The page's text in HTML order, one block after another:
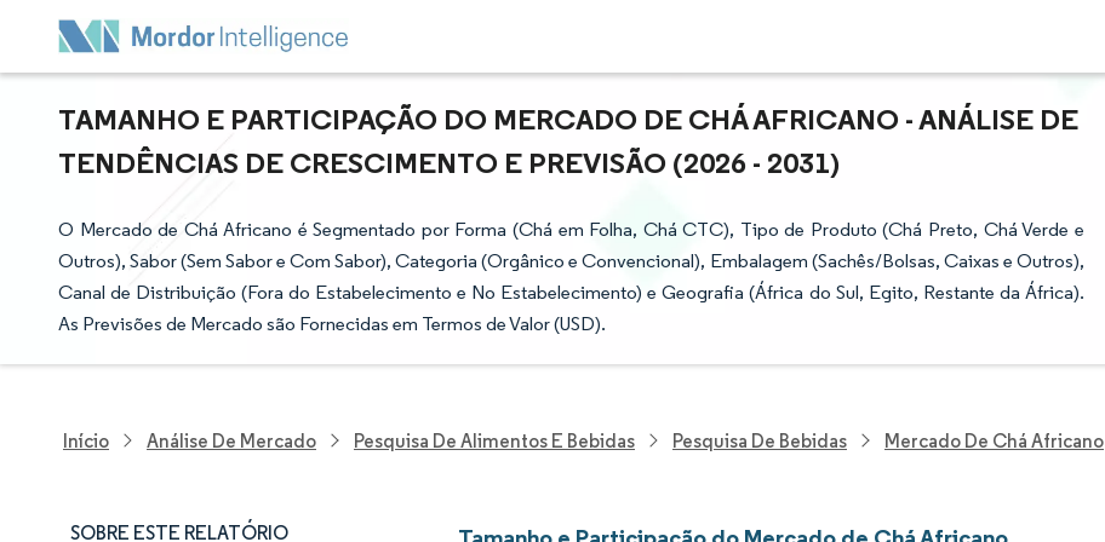
TAMANHO E PARTICIPAÇÃO DO MERCADO DE CHÁ AFRICANO - ANÁLISE DE
TENDÊNCIAS DE CRESCIMENTO E PREVISÃO (2026 - 2031)
O Mercado de Chá Africano é Segmentado por Forma (Chá em Folha, Chá CTC), Tipo de Produto (Chá Preto, Chá Verde e
Outros), Sabor (Sem Sabor e Com Sabor), Categoria (Orgânico e Convencional), Embalagem (Sachês/Bolsas, Caixas e Outros),
Canal de Distribuição (Fora do Estabelecimento e No Estabelecimento) e Geografia (África do Sul, Egito, Restante da África).
As Previsões de Mercado são Fornecidas em Termos de Valor (USD).
Início Análise De Mercado Pesquisa De Alimentos E Bebidas Pesquisa De Bebidas Mercado De Chá Africano
SOBRE ESTE RELATÓRIO